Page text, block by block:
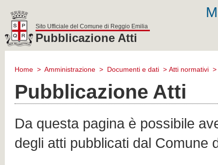
reggio
Sito Ufficiale del Comune di Reggio Emilia
Pubblicazione Atti
Home > Amministrazione > Documenti e dati > Atti normativi >
Pubblicazione Atti
Da questa pagina è possibile
degli atti pubblicati dal Comune